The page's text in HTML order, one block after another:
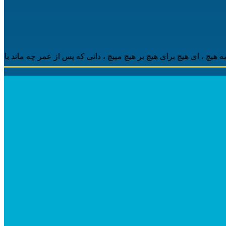
‌ای هیچ برای هیچ بر هیچ مپیچ ، دانی که پس از عمر چه ماند باقی ،